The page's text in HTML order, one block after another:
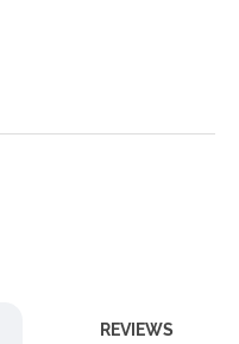
REVIEWS